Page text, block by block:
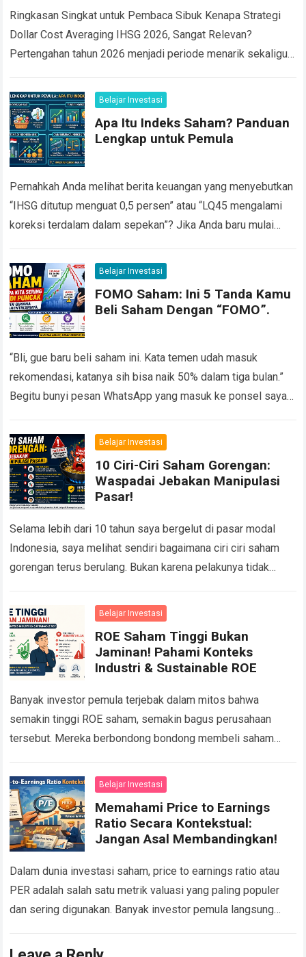
Ringkasan Singkat untuk Pembaca Sibuk Kenapa Strategi
Dollar Cost Averaging IHSG 2026, Sangat Relevan?
Pertengahan tahun 2026 menjadi periode menarik sekaligus
2026,…Read more
Belajar Investasi
Apa Itu Indeks Saham? Panduan
Lengkap untuk Pemula
Pernahkah Anda melihat berita keuangan yang menyebutkan
“IHSG ditutup menguat 0,5 persen” atau “LQ45 mengalami
koreksi terdalam dalam sepekan”? Jika Anda baru mulai
Belajar Investasi
FOMO Saham: Ini 5 Tanda Kamu
Beli Saham Dengan “FOMO”.
“Bli, gue baru beli saham ini. Kata temen udah masuk
rekomendasi, katanya sih bisa naik 50% dalam tiga bulan.”
Begitu bunyi pesan WhatsApp yang masuk ke ponsel saya
Belajar Investasi
10 Ciri-Ciri Saham Gorengan:
Waspadai Jebakan Manipulasi
Pasar!
Selama lebih dari 10 tahun saya bergelut di pasar modal
Indonesia, saya melihat sendiri bagaimana ciri ciri saham
gorengan terus berulang. Bukan karena pelakunya tidak
Belajar Investasi
ROE Saham Tinggi Bukan
Jaminan! Pahami Konteks
Industri & Sustainable ROE
Banyak investor pemula terjebak dalam mitos bahwa
semakin tinggi ROE saham, semakin bagus perusahaan
tersebut. Mereka berbondong bondong membeli saham
Read more
Belajar Investasi
Memahami Price to Earnings
Ratio Secara Kontekstual:
Jangan Asal Membandingkan!
Dalam dunia investasi saham, price to earnings ratio atau
PER adalah salah satu metrik valuasi yang paling populer
dan sering digunakan. Banyak investor pemula langsung